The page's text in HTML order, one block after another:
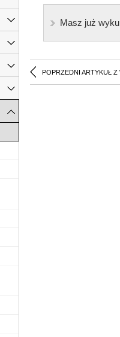
Masz już
POPRZEDNI ARTYKUŁ Z